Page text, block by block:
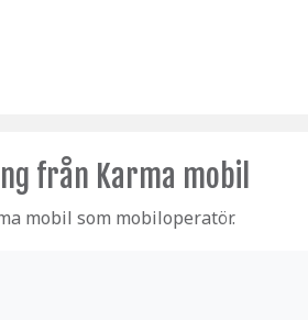
från Karma mobil
mobil som mobiloperatör.